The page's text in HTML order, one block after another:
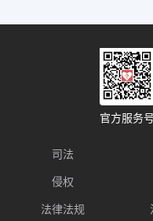
官方服务号
司法
侵权
法律法规